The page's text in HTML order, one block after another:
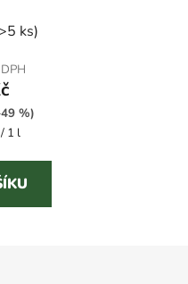
a
ks)
%)
1 l